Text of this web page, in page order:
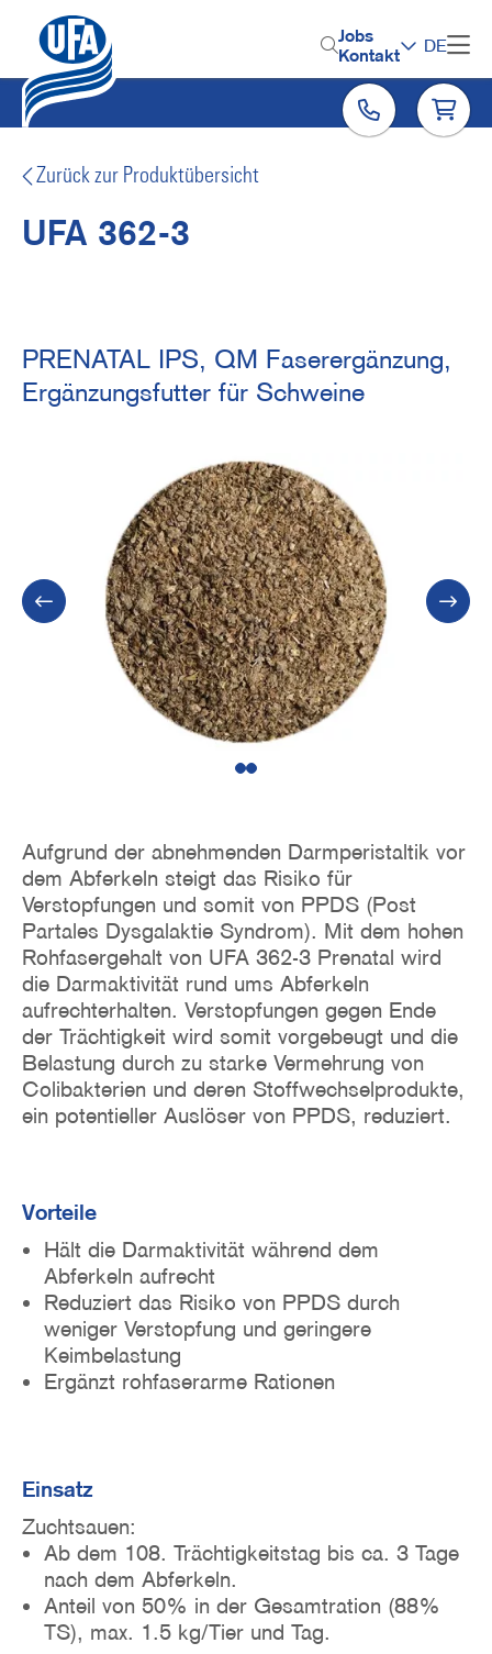
Inhalt
H
e
a
d
u
Jobs
Kontakt
DE
Zurück zur Produktübersicht
UFA 362-3
PRENATAL IPS, QM Faserergänzung,
Ergänzungsfutter für Schweine
12
Aufgrund der abnehmenden Darmperistaltik vor
dem Abferkeln steigt das Risiko für
Verstopfungen und somit von PPDS (Post
Partales Dysgalaktie Syndrom). Mit dem hohen
Rohfasergehalt von UFA 362-3 Prenatal wird
die Darmaktivität rund ums Abferkeln
aufrechterhalten. Verstopfungen gegen Ende
der Trächtigkeit wird somit vorgebeugt und die
Belastung durch zu starke Vermehrung von
Colibakterien und deren Stoffwechselprodukte,
ein potentieller Auslöser von PPDS, reduziert.
Vorteile
Hält die Darmaktivität während dem
Abferkeln aufrecht
Reduziert das Risiko von PPDS durch
weniger Verstopfung und geringere
Keimbelastung
Ergänzt rohfaserarme Rationen
Einsatz
Zuchtsauen:
Ab dem 108. Trächtigkeitstag bis ca. 3 Tage
nach dem Abferkeln.
Anteil von 50% in der Gesamtration (88%
TS), max. 1.5 kg/Tier und Tag.